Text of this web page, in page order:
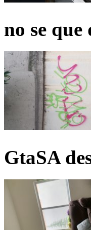
no se que
GtaSA